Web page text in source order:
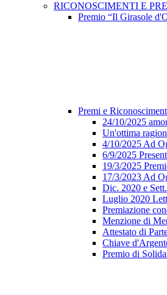
RICONOSCIMENTI E
Premio “Il Girasole
Premi e
24/10/2025
Un'ottima
4/10/2025 Ad
6/9/2025
19/3/2025
17/3/2023 Ad
Dic. 2020 e
Luglio 2020
Premiazione
Menzione di
Attestato di
Chiave
Premio di